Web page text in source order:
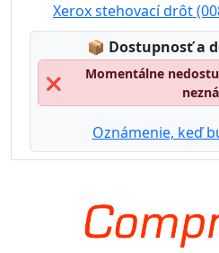
Xerox stehovací drôt
📦 Lagerstatus:
Dostupnosť a
❌
Momentálne
Oznámenie, keď